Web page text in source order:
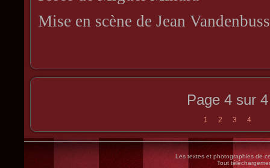
Mise en scène de Jean
Page 4 sur 4
1 2 3 4
Les textes et photographies de
Tout